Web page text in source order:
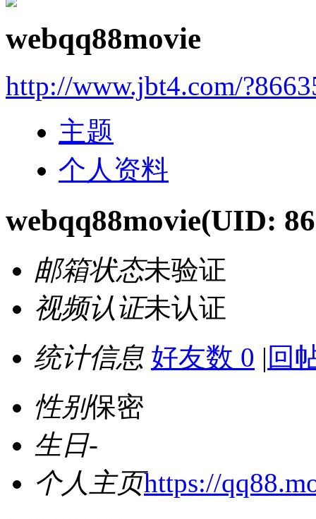
webqq88movie
http://www.jbt4.com/
主题
个人资料
webqq88movie(UID:
邮箱状态未验证
视频认证未认证
统计信息 好友数 0 | 回
性别保密
生日-
个人主页https://